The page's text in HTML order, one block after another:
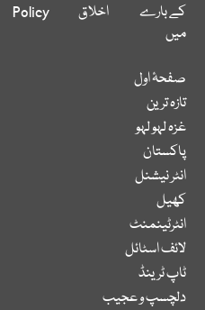
کے بارے
میں
اخلاق Policy
صفحۂ اول
تازہ ترین
غزہ لہو لہو
پاکستان
انٹر نیشنل
کھیل
انٹرٹینمنٹ
لائف اسٹائل
ٹاپ ٹرینڈ
دلچسپ و عجیب